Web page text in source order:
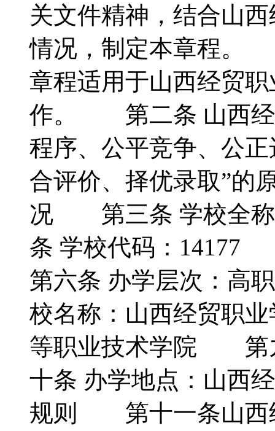
关文件精神，结合山
情况，制定本章程
章程适用于山西经贸
作。 第二条 山西经
程序、公平竞争、公
合评价、择优录取”
况 第三条 学校全
条 学校代码：
第六条 办学层次：
校名称：山西经贸职
等职业技术学院 第
十条 办学地点：山
规则 第十一条山西